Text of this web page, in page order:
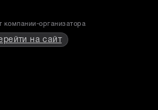
компании-организатора
на сайт